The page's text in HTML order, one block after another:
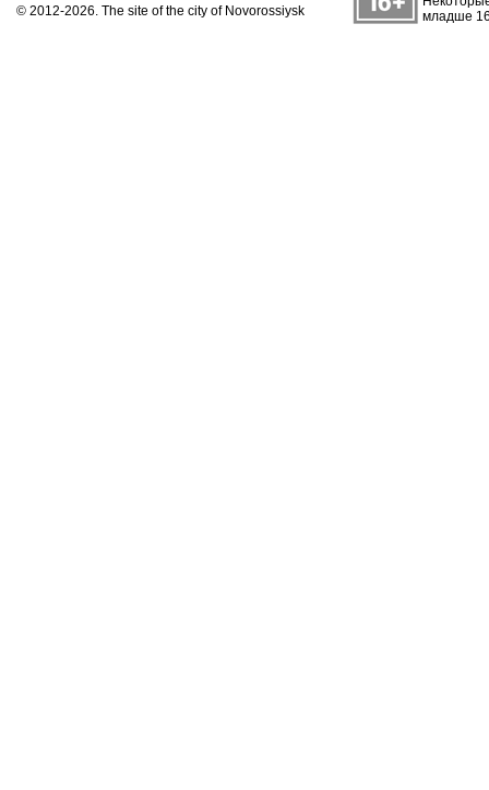
© 2012-2026. The site of the city of Novorossiysk
младше